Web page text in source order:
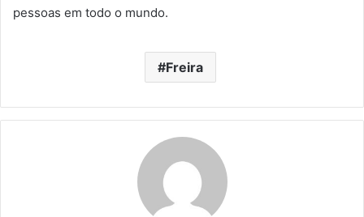
pessoas em todo o mundo.
Freira